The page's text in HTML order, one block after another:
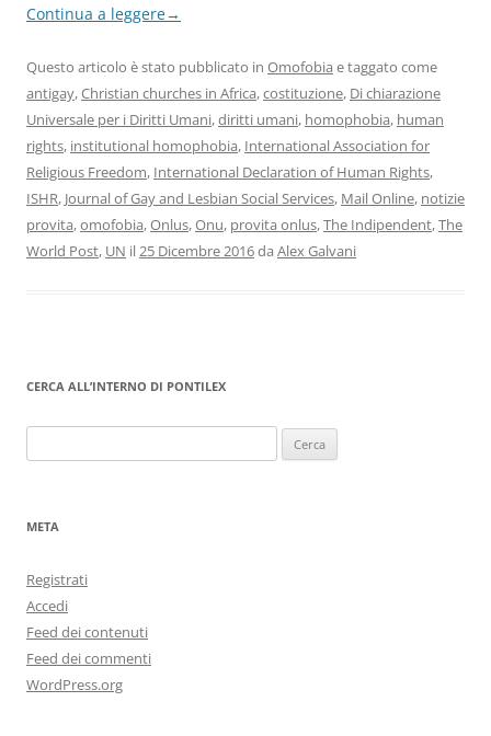
Continua a leggere→
Questo articolo è stato pubblicato in Omofobia e taggato come
antigay,Christian churches in Africa,costituzione, Di chiarazione
Universale per i Diritti Umani,diritti umani, homophobia, human
rights, institutional homophobia, International Association for
Religious Freedom, International Declaration of Human Rights,
ISHR, Journal of Gay and Lesbian Social Services, Mail Online, notizie
provita,omofobia,Onlus,Onu, provita onlus,The Indipendent,The
World Post, UN il25 Dicembre 2016da Alex Galvani
CERCA ALL’INTERNO DI PONTILEX
per:
META
Registrati
Accedi
Feed dei contenuti
Feed dei commenti
WordPress.org